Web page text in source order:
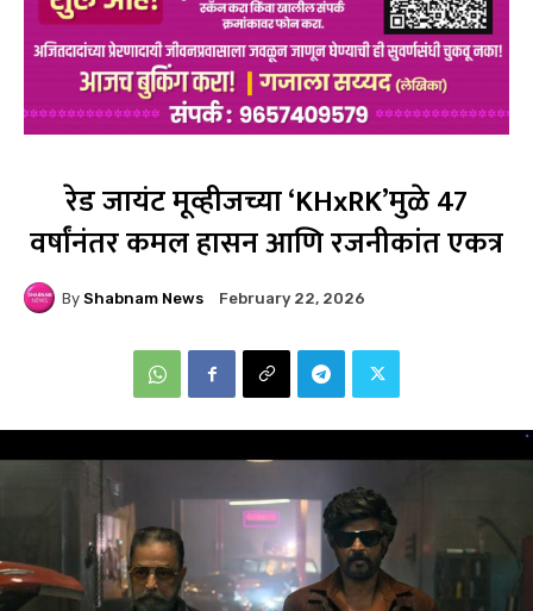
रेड जायंट मूव्हीजच्या ‘KHxRK’मुळे 47
वर्षांनंतर कमल हासन आणि रजनीकांत एकत्र
By Shabnam News February 22, 2026